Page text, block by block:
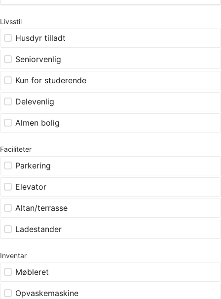
Livsstil
Husdyr tilladt
Seniorvenlig
Kun for studerende
Delevenlig
Almen bolig
Faciliteter
Parkering
Elevator
Altan/terrasse
Ladestander
Inventar
Møbleret
Opvaskemaskine